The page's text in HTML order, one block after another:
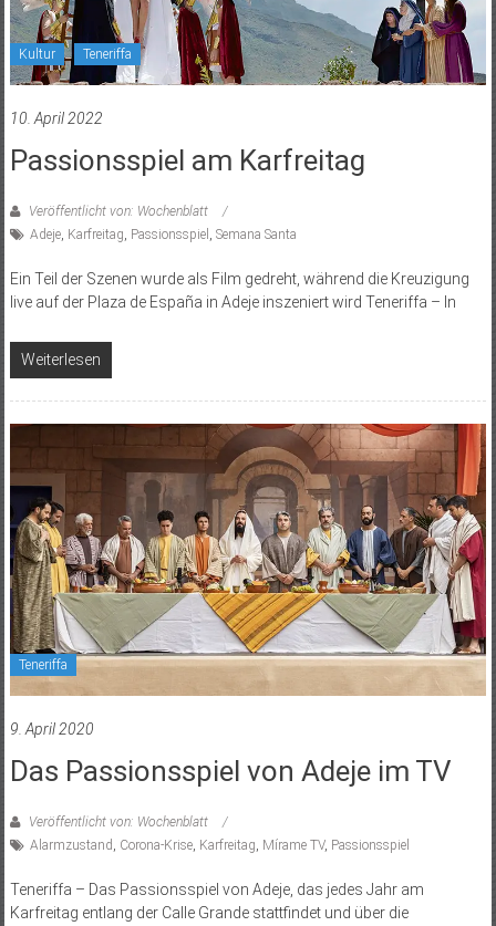
Kultur Teneriffa
10. April 2022
Passionsspiel am Karfreitag
Veröffentlicht von: Wochenblatt
Adeje, Karfreitag, Passionsspiel , Semana Santa
Ein Teil der Szenen wurde als Film gedreht, während die Kreuzigung
live auf der Plaza de España in Adeje inszeniert wird Teneriffa – In
Weiterlesen
Teneriffa
9. April 2020
Das Passionsspiel von Adeje im TV
Veröffentlicht von: Wochenblatt
Alarmzustand , Corona-Krise, Karfreitag, Mírame TV, Passionsspiel
Teneriffa – Das Passionsspiel von Adeje, das jedes Jahr am
Karfreitag entlang der Calle Grande stattfindet und über die